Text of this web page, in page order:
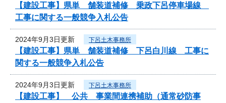
【建設工事】県単 舗装道補修 乗政下呂停車場線
工事に関する一般競争入札公告
2024年9月3日更新 下呂土木事務所
【建設工事】県単 舗装道補修 下呂白川線 工事に
関する一般競争入札公告
2024年9月3日更新 下呂土木事務所
【建設工事】 公共 事業間連携補助（通常砂防事